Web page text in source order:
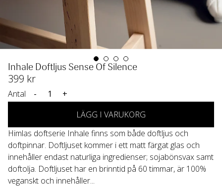
Inhale Doftljus Sense Of Silence
399 kr
Antal -
+
LÄGG I VARUKORG
Himlas doftserie Inhale finns som både doftljus och
doftpinnar. Doftljuset kommer i ett matt färgat glas och
innehåller endast naturliga ingredienser; sojabönsvax samt
doftolja. Doftljuset har en brinntid på 60 timmar, är 100%
veganskt och innehåller...